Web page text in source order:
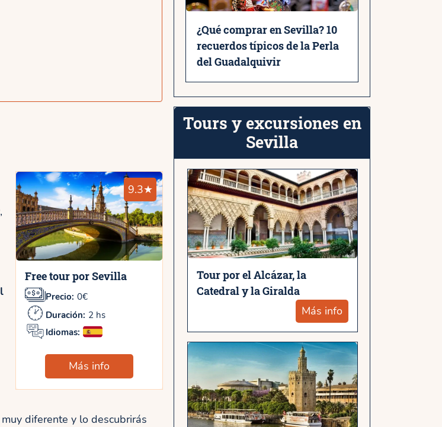
9.3★
Free tour por Sevilla
Precio: 0€
Duración: 2 hs
Idiomas:
Más info
,
diferente y lo descubrirás
¿Qué comprar en Sevilla? 10
recuerdos típicos de la Perla
del Guadalquivir
Tours y excursiones en
Sevilla
Tour por el Alcázar, la
Catedral y la Giralda
Más info